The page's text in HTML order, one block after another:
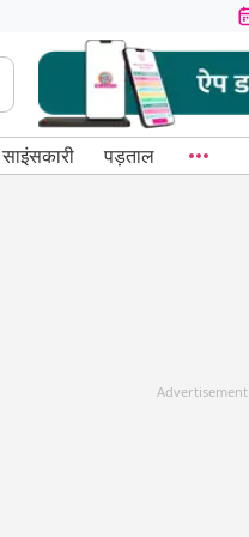
साइंसकारी पड़ताल
Advertisement